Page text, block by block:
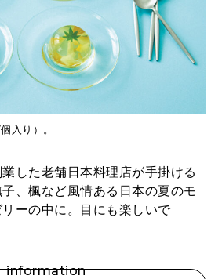
入り）。
した老舗日本料理店が手掛ける
、楓など風情ある日本の夏のモ
ーの中に。目にも楽しいで
information